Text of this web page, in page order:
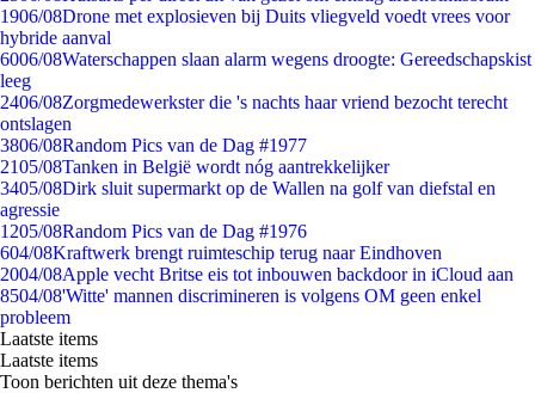
1906/08Drone met explosieven bij Duits vliegveld voedt vrees voor
hybride aanval
6006/08Waterschappen slaan alarm wegens droogte: Gereedschapskist
leeg
2406/08Zorgmedewerkster die 's nachts haar vriend bezocht terecht
ontslagen
3806/08Random Pics van de Dag #1977
2105/08Tanken in België wordt nóg aantrekkelijker
3405/08Dirk sluit supermarkt op de Wallen na golf van diefstal en
agressie
1205/08Random Pics van de Dag #1976
604/08Kraftwerk brengt ruimteschip terug naar Eindhoven
2004/08Apple vecht Britse eis tot inbouwen backdoor in iCloud aan
8504/08'Witte' mannen discrimineren is volgens OM geen enkel
probleem
Laatste items
Laatste items
Toon berichten uit deze thema's